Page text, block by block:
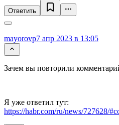
Ответить
mayorovp7 апр 2023 в 13:05
Зачем вы повторили
Я уже ответил тут:
https://habr.com/ru/news/727628/